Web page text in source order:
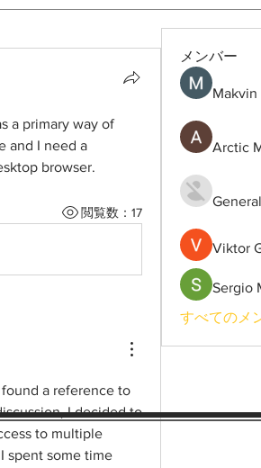
a primary way of
and I need a
browser.
閲覧数：17
a reference to
I decided to
to multiple
spent some time
メンバー
Makvin
Arctic
Viktor
Sergio
すべてのメ